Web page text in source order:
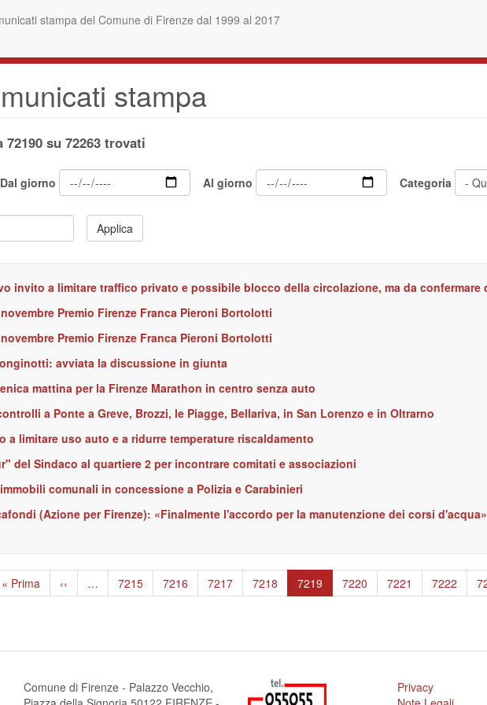
stampa del Comune di Firenze dal 1999 al 2017
stampa
su 72263 trovati
Dal giorno Al giorno Categoria
Applica
invito a limitare traffico privato e possibile blocco della circolazione, ma da confermare
Premio Firenze Franca Pieroni Bortolotti
Premio Firenze Franca Pieroni Bortolotti
avviata la discussione in giunta
mattina per la Firenze Marathon in centro senza auto
a Ponte a Greve, Brozzi, le Piagge, Bellariva, in San Lorenzo e in Oltrarno
a limitare uso auto e a ridurre temperature riscaldamento
del Sindaco al quartiere 2 per incontrare comitati e associazioni
comunali in concessione a Polizia e Carabinieri
(Azione per Firenze): «Finalmente l'accordo per la manutenzione dei corsi d'acqua»
Prima
pagina
« Prima
Pagina
precedente
‹‹ … Page
7215 Page
7216 Page
7217 Page
7218
Pagina
attuale
7219 Page
7220 Page
7221 Page
7222
Comune di Firenze - Palazzo Vecchio,
Privacy